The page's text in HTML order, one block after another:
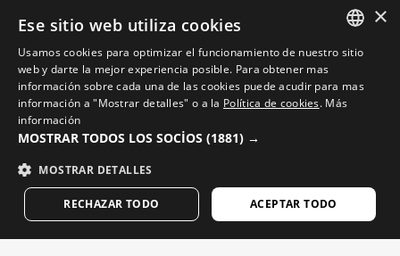
Bisiklet videoları
Kayak videoları
Snowboard videoları
Önemli e-postalar. Siroko'dan haber ve güncelleme almak
SPANISH
ENGLISH
GERMAN
×
Ese sitio web utiliza cookies
Usamos cookies para optimizar el funcionamiento de nuestro sitio
web y darte la mejor experiencia posible. Para obtener mas
información sobre cada una de las cookies puede acudir para mas
información a "Mostrar detalles" o a la Política de cookies. Más
información
MOSTRAR TODOS LOS SOCIOS (1881) →
MOSTRAR DETALLES
ACEPTAR TODO
RECHAZAR TODO